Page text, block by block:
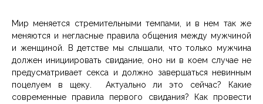
Мир меняется стремительными темпами, и в нем так же
меняются и негласные правила общения между мужчиной
и женщиной. В детстве мы слышали, что только мужчина
должен инициировать свидание, оно ни в коем случае не
предусматривает секса и должно завершаться невинным
поцелуем в щеку. Актуально ли это сейчас? Какие
современные правила первого свидания? Как провести